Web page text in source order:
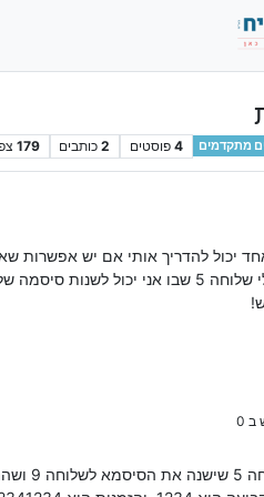
מתקדמים 4 פוסטים 2 כותבים 179
יכול להדריך אותי אם יש אפשרות
ישתנה הסיסמה בלילה לסיסמה אחרת אוטומטי
0
מסויים,